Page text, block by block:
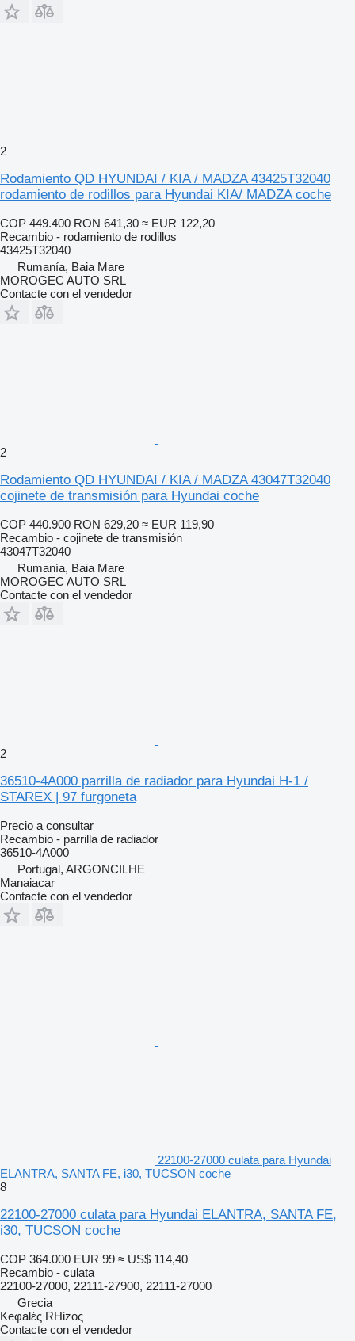
2
Rodamiento QD HYUNDAI / KIA / MADZA 43425T32040
rodamiento de rodillos para Hyundai KIA/ MADZA coche
COP 449.400 RON 641,30 ≈ EUR 122,20
Recambio - rodamiento de rodillos
43425T32040
Rumanía, Baia Mare
MOROGEC AUTO SRL
Contacte con el vendedor
2
Rodamiento QD HYUNDAI / KIA / MADZA 43047T32040
cojinete de transmisión para Hyundai coche
COP 440.900 RON 629,20 ≈ EUR 119,90
Recambio - cojinete de transmisión
43047T32040
Rumanía, Baia Mare
MOROGEC AUTO SRL
Contacte con el vendedor
2
36510-4A000 parrilla de radiador para Hyundai H-1 /
STAREX | 97 furgoneta
Precio a consultar
Recambio - parrilla de radiador
36510-4A000
Portugal, ARGONCILHE
Manaiacar
Contacte con el vendedor
22100-27000 culata para Hyundai
ELANTRA, SANTA FE, i30, TUCSON coche
8
22100-27000 culata para Hyundai ELANTRA, SANTA FE,
i30, TUCSON coche
COP 364.000 EUR 99 ≈ US$ 114,40
Recambio - culata
22100-27000, 22111-27900, 22111-27000
Grecia
Keφalές RHίzoς
Contacte con el vendedor